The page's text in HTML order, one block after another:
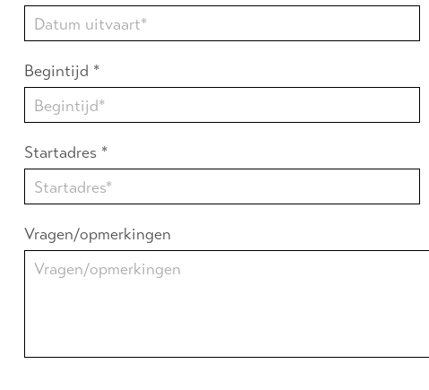
Begintijd *
Startadres *
Vragen/opmerkingen